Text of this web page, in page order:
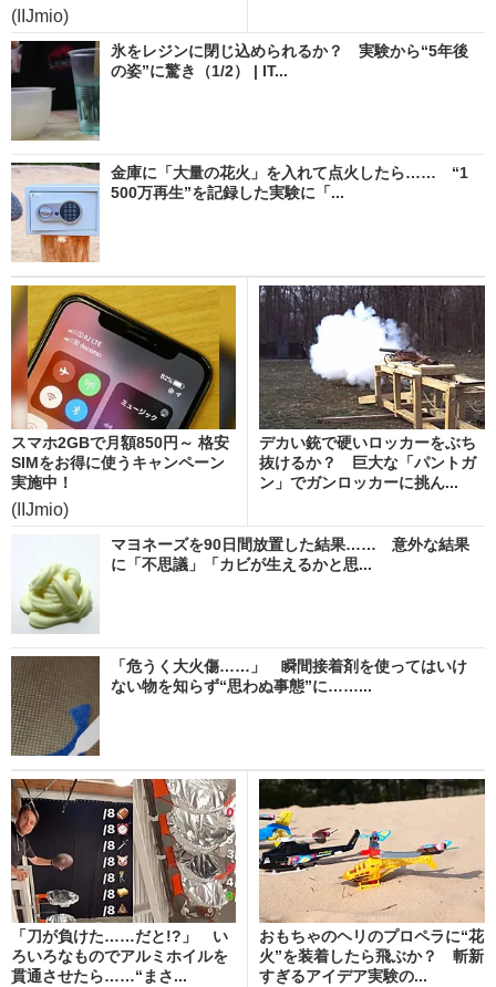
(IIJmio)
氷をレジンに閉じ込められるか？ 実験から“5年後
の姿”に驚き（1/2） | IT...
金庫に「大量の花火」を入れて点火したら…… “1
500万再生”を記録した実験に「...
スマホ2GBで月額850円～ 格安
SIMをお得に使うキャンペーン
実施中！
(IIJmio)
デカい銃で硬いロッカーをぶち
抜けるか？ 巨大な「パントガ
ン」でガンロッカーに挑ん...
マヨネーズを90日間放置した結果…… 意外な結果
に「不思議」「カビが生えるかと思...
「危うく大火傷……」 瞬間接着剤を使ってはいけ
ない物を知らず“思わぬ事態”に……...
「刀が負けた……だと!?」 い
ろいろなものでアルミホイルを
貫通させたら……“まさ...
おもちゃのヘリのプロペラに“花
火”を装着したら飛ぶか？ 斬新
すぎるアイデア実験の...